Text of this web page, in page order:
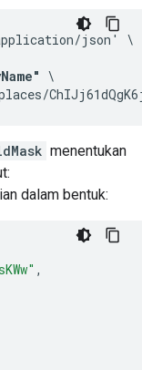
json' \
\
menentukan
dalam bentuk:
,